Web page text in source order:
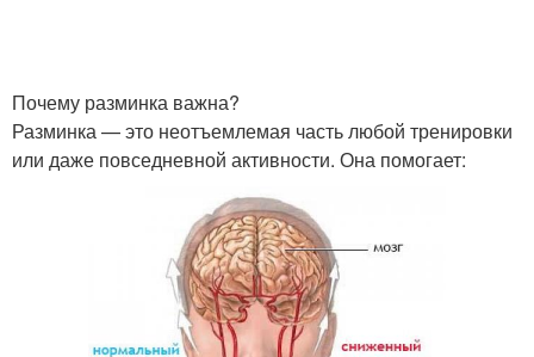
Почему разминка важна?
Разминка — это неотъемлемая часть любой тренировки
или даже повседневной активности. Она помогает: